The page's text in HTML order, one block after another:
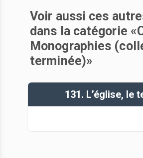
Voir aussi ces
dans la catégorie
Monographies
terminée)»
131. L’église, le